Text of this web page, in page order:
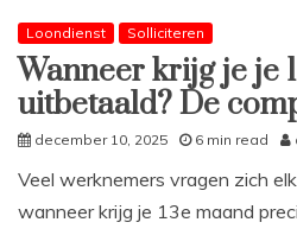
Loondienst Solliciteren
Wanneer krijg je je
uitbetaald? De
december 10, 2025 6 min read
Veel werknemers vragen zich
wanneer krijg je 13e maand